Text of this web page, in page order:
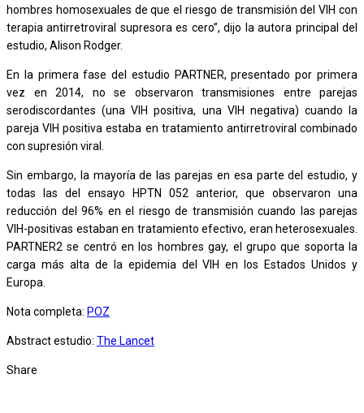
hombres homosexuales de que el riesgo de transmisión del VIH con
terapia antirretroviral supresora es cero”, dijo la autora principal del
estudio, Alison Rodger.
En la primera fase del estudio PARTNER, presentado por primera
vez en 2014, no se observaron transmisiones entre parejas
serodiscordantes (una VIH positiva, una VIH negativa) cuando la
pareja VIH positiva estaba en tratamiento antirretroviral combinado
con supresión viral.
Sin embargo, la mayoría de las parejas en esa parte del estudio, y
todas las del ensayo HPTN 052 anterior, que observaron una
reducción del 96% en el riesgo de transmisión cuando las parejas
VIH-positivas estaban en tratamiento efectivo, eran heterosexuales.
PARTNER2 se centró en los hombres gay, el grupo que soporta la
carga más alta de la epidemia del VIH en los Estados Unidos y
Europa.
Nota completa: POZ
Abstract estudio: The Lancet
Share